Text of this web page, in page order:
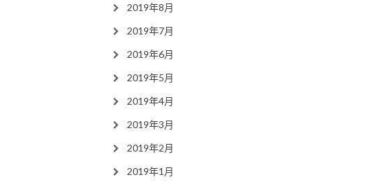
2019年8月
2019年7月
2019年6月
2019年5月
2019年4月
2019年3月
2019年2月
2019年1月